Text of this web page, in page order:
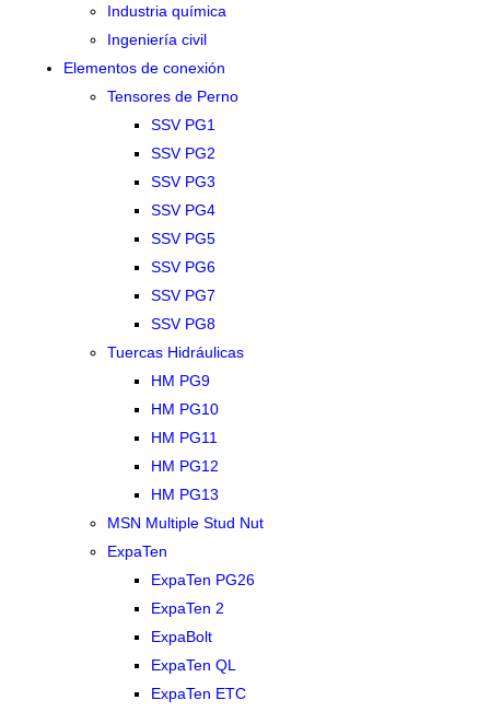
Industria química
Ingeniería civil
Elementos de conexión
Tensores de Perno
SSV PG1
SSV PG2
SSV PG3
SSV PG4
SSV PG5
SSV PG6
SSV PG7
SSV PG8
Tuercas Hidráulicas
HM PG9
HM PG10
HM PG11
HM PG12
HM PG13
MSN Multiple Stud Nut
ExpaTen
ExpaTen PG26
ExpaTen 2
ExpaBolt
ExpaTen QL
ExpaTen ETC